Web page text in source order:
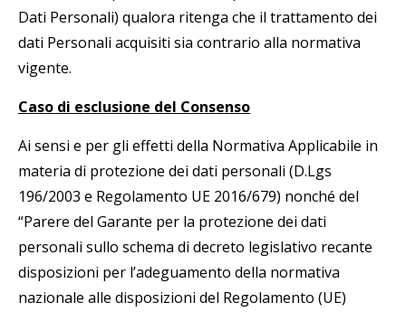
Dati Personali) qualora ritenga che il trattamento dei
dati Personali acquisiti sia contrario alla normativa
vigente.
Caso di esclusione del Consenso
Ai sensi e per gli effetti della Normativa Applicabile in
materia di protezione dei dati personali (D.Lgs
196/2003 e Regolamento UE 2016/679) nonché del
“Parere del Garante per la protezione dei dati
personali sullo schema di decreto legislativo recante
disposizioni per l’adeguamento della normativa
nazionale alle disposizioni del Regolamento (UE)